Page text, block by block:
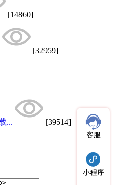
[14860]
[32959]
... [39514]
客服
小程序